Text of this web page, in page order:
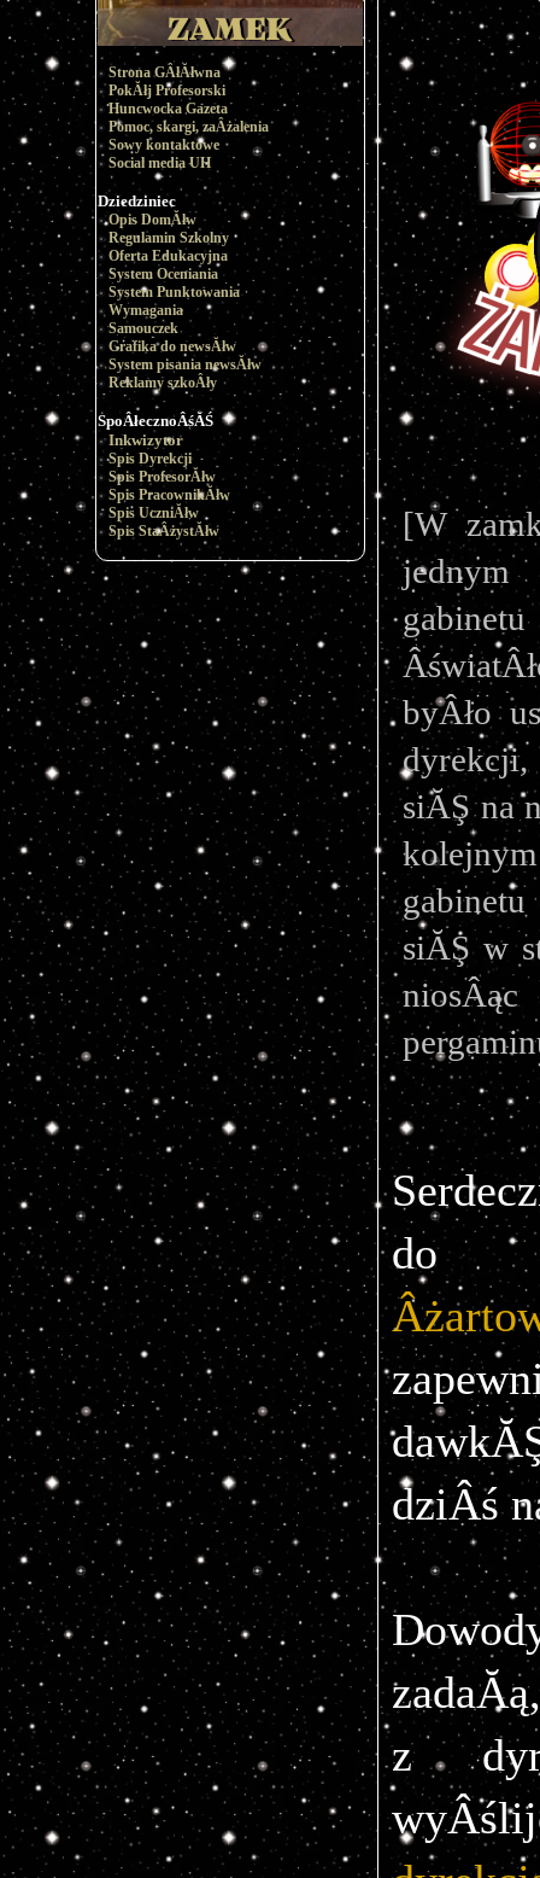
Strona GÂłĂłwna
PokĂłj Profesorski
Huncwocka Gazeta
Pomoc, skargi, zaÂżalenia
Sowy kontaktowe
Social media UH
Dziedziniec
Opis DomĂłw
Regulamin Szkolny
Oferta Edukacyjna
System Oceniania
System Punktowania
Wymagania
Samouczek
Grafika do newsĂłw
System pisania newsĂłw
Reklamy szkoÂły
SpoÂłecznoÂśĂŚ
Inkwizytor
Spis Dyrekcji
Spis ProfesorĂłw
Spis PracownikĂłw
Spis UczniĂłw
Spis StaÂżystĂłw
[W
byÂło
siĂŞ na
siĂŞ w
do
dziÂś
z